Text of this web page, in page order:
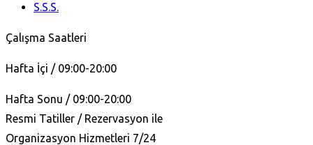
S.S.S.
Çalışma Saatleri
Hafta İçi / 09:00-20:00
Hafta Sonu / 09:00-20:00
Resmi Tatiller / Rezervasyon ile
Organizasyon Hizmetleri 7/24